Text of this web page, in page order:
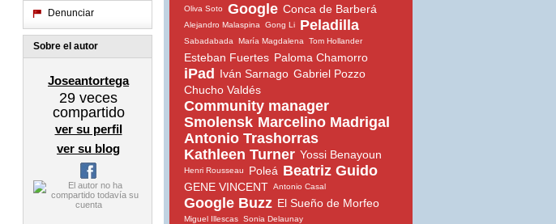
Denunciar
Sobre el autor
Joseantortega
29 veces
compartido
ver su perfil
ver su blog
Oliva Soto Google Conca de Barberá
Alejandro Malaspina Gong Li Peladilla
Sabadabada María Magdalena Tom Hollander
Esteban Fuertes Paloma Chamorro
iPad Iván Sarnago Gabriel Pozzo
Chucho Valdés
Community manager
Smolensk Marcelino Madrigal
Antonio Trashorras
Kathleen Turner Yossi Benayoun
Henri Rousseau Poleá Beatriz Guido
GENE VINCENT Antonio Casal
Google Buzz El Sueño de Morfeo
Miguel Illescas Sonia Delaunay